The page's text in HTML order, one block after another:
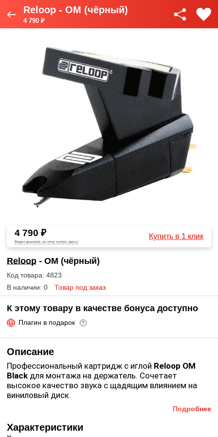
Reloop - OM (чёрный)
4 790 ₽
4 790 ₽
Видел дешевле, но хочу купить здесь!
Купить в 1 клик
Reloop - OM (чёрный)
Код товара: 4823
В наличии: 0
Товар под заказ
К этому товару в качестве бонуса доступно
Плагин в подарок ?
Описание
Профессиональный картридж с иглой Reloop OM
Black для монтажа на держатель. Сочетает
высокое качество звука с щадящим влиянием на
виниловый диск.
Крепление на держатель
Подробнее
Характеристики